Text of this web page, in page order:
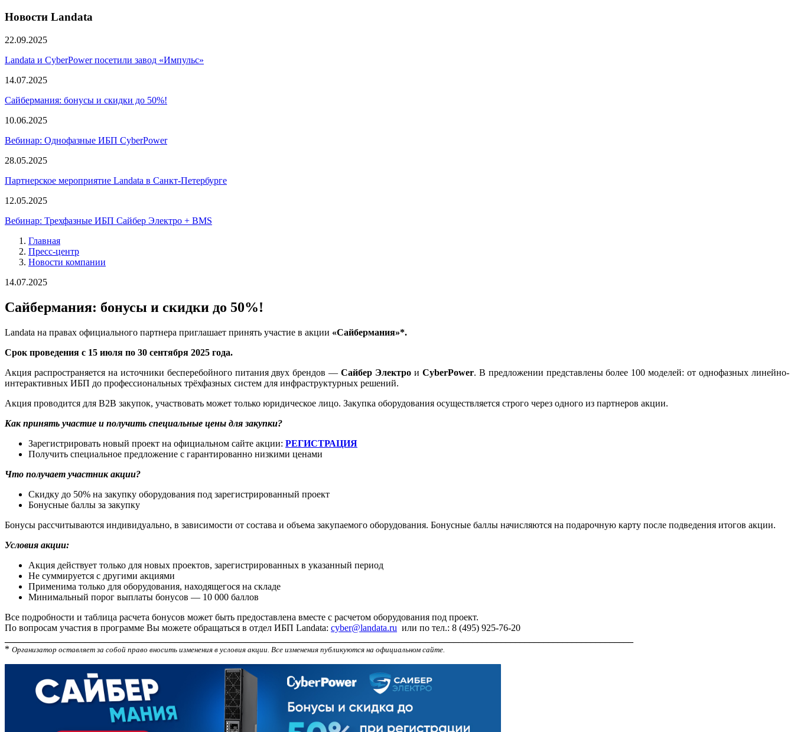
Новости Landata
22.09.2025
Landata и CyberPower посетили завод «Импульс»
14.07.2025
Сайбермания: бонусы и скидки до 50%!
10.06.2025
Вебинар: Однофазные ИБП CyberPower
28.05.2025
Партнерское мероприятие Landata в Санкт-Петербурге
12.05.2025
Вебинар: Трехфазные ИБП Сайбер Электро + BMS
Главная
Пресс-центр
Новости компании
14.07.2025
Сайбермания: бонусы и скидки до 50%!
Landata на правах официального партнера приглашает принять участие в акции «Сайбермания»*.
Срок проведения с 15 июля по 30 сентября 2025 года.
Акция распространяется на источники бесперебойного питания двух брендов —Сайбер Электро и CyberPower. В предложении представлены более 100 моделей: от однофазных линейно-
интерактивных ИБП до профессиональных трёхфазных систем для инфраструктурных решений.
Акция проводится для B2B закупок, участвовать может только юридическое лицо. Закупка оборудования осуществляется строго через одного из партнеров акции.
Как принять участие и получить специальные цены для закупки?
Зарегистрировать новый проект на официальном сайте акции: РЕГИСТРАЦИЯ
Получить специальное предложение с гарантированно низкими ценами
Что получает участник акции?
Скидку до 50% на закупку оборудования под зарегистрированный проект
Бонусные баллы за закупку
Бонусы рассчитываются индивидуально, в зависимости от состава и объема закупаемого оборудования. Бонусные баллы начисляются на подарочную карту после подведения итогов акции.
Условия акции:
Акция действует только для новых проектов, зарегистрированных в указанный период
Не суммируется с другими акциями
Применима только для оборудования, находящегося на складе
Минимальный порог выплаты бонусов — 10 000 баллов
Все подробности и таблица расчета бонусов может быть предоставлена вместе с расчетом оборудования под проект.
По вопросам участия в программе Вы можете обращаться в отдел ИБП Landata: cyber@landata.ru или по тел.: 8 (495) 925-76-20
* Организатор оставляет за собой право вносить изменения в условия акции. Все изменения публикуются на официальном сайте.